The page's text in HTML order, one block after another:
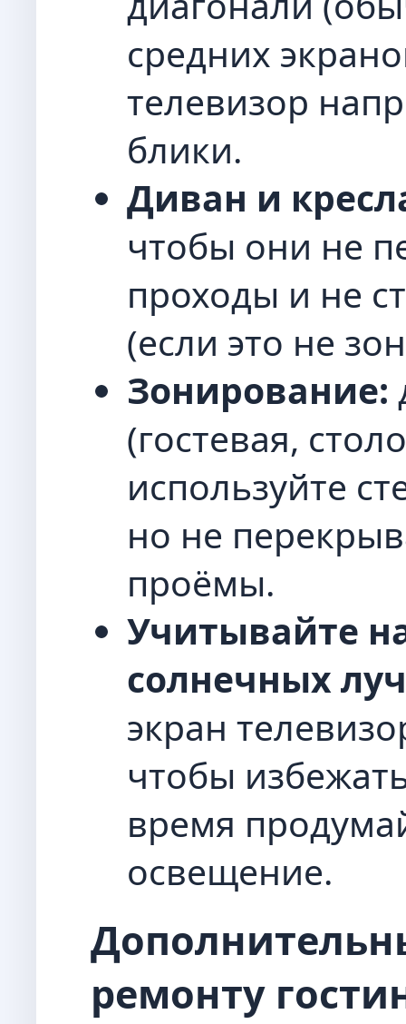
средних
телевизор
блики.
Диван и
чтобы они не
проходы и не
(если это не
Зонирование:
(гостевая,
используйте
но не
проёмы.
Учитывайте
солнечных
экран
чтобы
время
освещение.
ремонту